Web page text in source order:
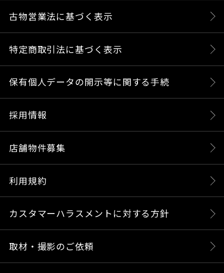
古物営業法に基づく表示
特定商取引法に基づく表示
保有個人データの開示等に関する手続
採用情報
店舗物件募集
利用規約
カスタマーハラスメントに対する方針
取材・撮影のご依頼